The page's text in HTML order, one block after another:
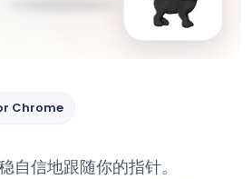
Chrome
自信地跟随你的指针。